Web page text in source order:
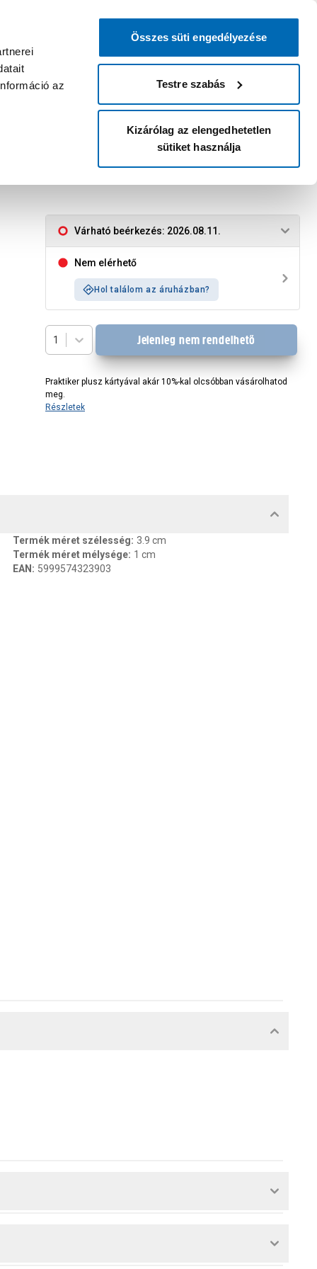
az
Összes süti engedélyezése
Testre szabás
Kizárólag az elengedhetetlen
sütiket használja
bejelentkezni?
Belépés Listáim
Áruházak és szolgáltatások
Várható beérkezés: 2026.08.11.
Nem elérhető
Hol találom az áruházban?
1 Jelenleg nem rendelhető
Praktiker plusz kártyával akár 10%-kal olcsóbban vásárolhatod
meg.
Részletek
Termék méret szélesség: 3.9 cm
Termék méret mélysége: 1 cm
EAN : 5999574323903